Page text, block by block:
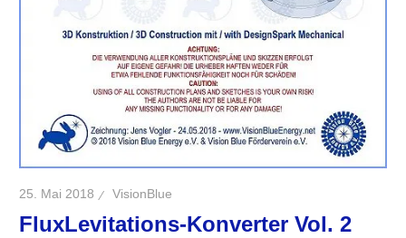
25. Mai 2018 VisionBlue
FluxLevitations-Konverter Vol. 2